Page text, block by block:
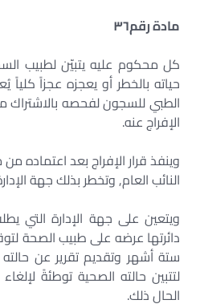
مادة رقم٣٦
كل محكوم عليه يتبيّن لطبيب
حياته بالخطر أو يعجزه عجزاً
الطبي للسجون لفحصه بالاشتراك
الإفراج عنه.
وينفذ قرار الإفراج بعد اعتماده
النائب العام, وتخطر بذلك جهة
ويتعين على جهة الإدارة التي
دائرتها عرضه على طبيب الصحة
ستة أشهر وتقديم تقرير عن
لتتبين حالته الصحية توطئةً
الحال ذلك.